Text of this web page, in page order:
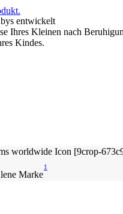
entwickelt
Ihres Kleinen nach
Kindes.
Marke
1